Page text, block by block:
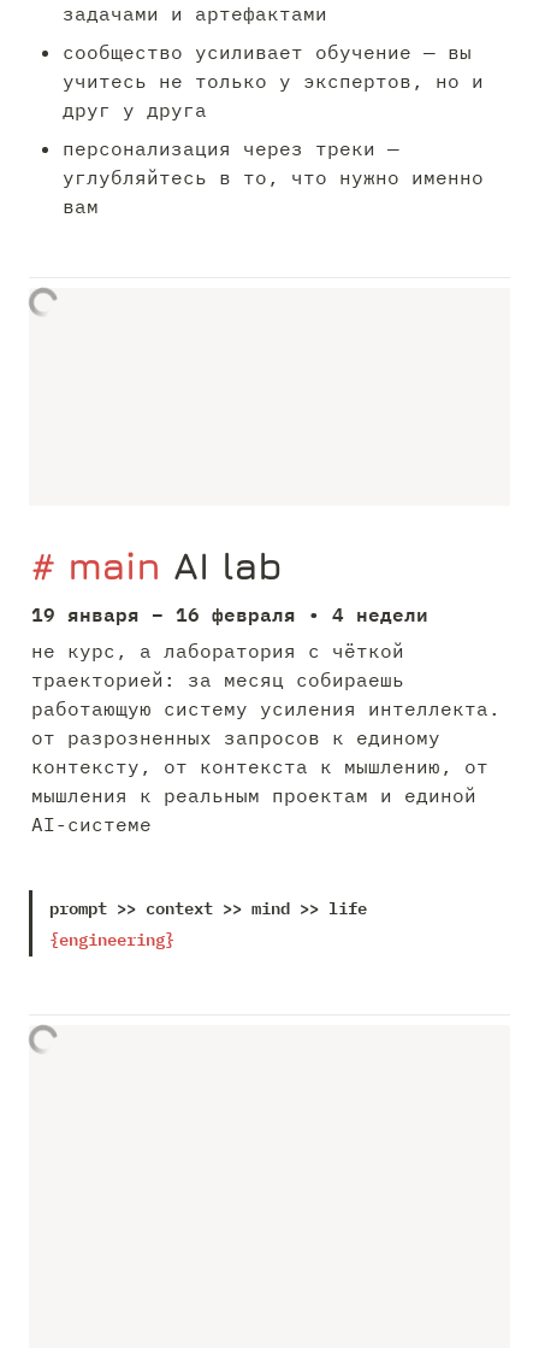
задачами и артефактами
сообщество усиливает обучение — вы
учитесь не только у экспертов, но и
друг у друга
персонализация через треки —
углубляйтесь в то, что нужно именно
вам
# main AI lab
19 января – 16 февраля • 4 недели
не курс, а лаборатория с чёткой
траекторией: за месяц собираешь
работающую систему усиления интеллекта.
от разрозненных запросов к единому
контексту, от контекста к мышлению, от
мышления к реальным проектам и единой
AI-системе
{engineering}